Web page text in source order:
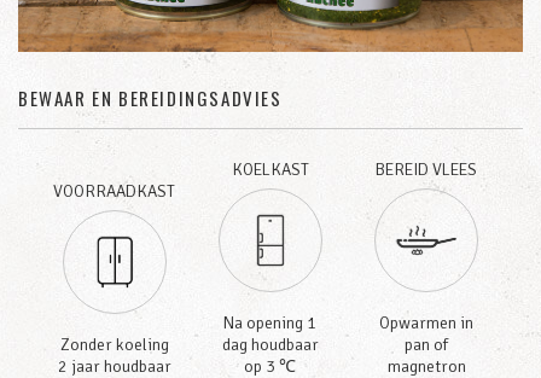
BEWAAR EN BEREIDINGSADVIES
VOORRAADKAST
Zonder koeling
2 jaar houdbaar
KOELKAST
Na opening 1
dag houdbaar
op 3 ℃
BEREID VLEES
Opwarmen in
pan of
magnetron